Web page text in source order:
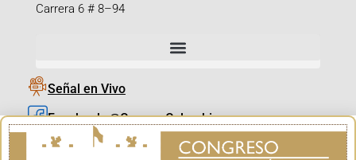
Carrera 6 # 8–94
Señal en Vivo
Facebook_@CamaraColombia
Instagram_@CamaraColombia